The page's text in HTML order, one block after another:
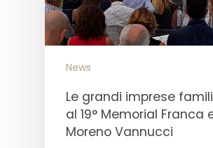
News
Le grandi imprese
al 19° Memorial Franca
Moreno Vannucci